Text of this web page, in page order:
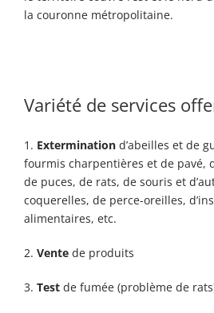
la couronne métropolitaine.
Variété de services
1. Exterminationd’abeilles et de
fourmis charpentières et de pavé,
de puces, de rats, de souris et
coquerelles, de perce-oreilles,
alimentaires, etc.
2. Ventede produits
3. Testde fumée (problème de